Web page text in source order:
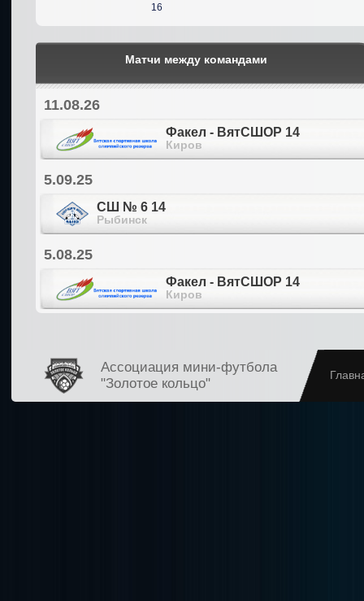
16
Матчи между командами
11.08.26
Факел - ВятСШОР 14
Киров
5.09.25
СШ № 6 14
Рыбинск
5.08.25
Факел - ВятСШОР 14
Киров
Ассоциация мини-футбола
"Золотое кольцо"